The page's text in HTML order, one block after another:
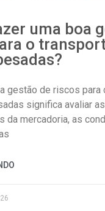
uma boa
o
gestão de riscos para
significa avaliar as
da mercadoria, as